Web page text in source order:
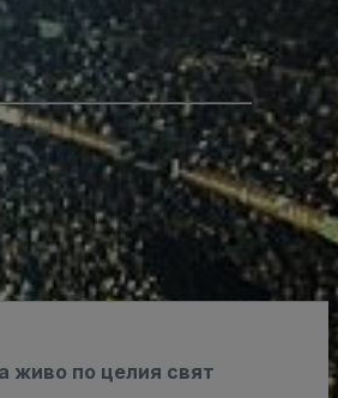
живо по целия свят